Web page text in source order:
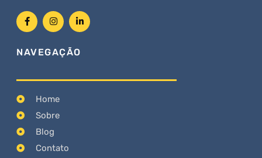
NAVEGAÇÃO
Home
Sobre
Blog
Contato